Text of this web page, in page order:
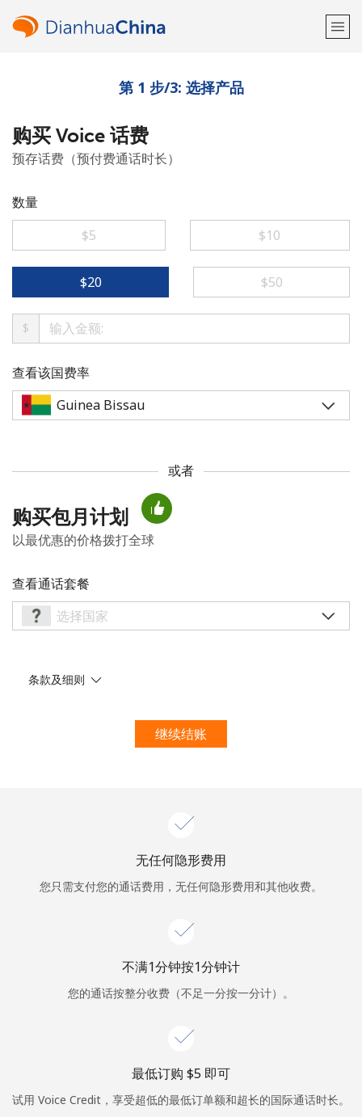
欢迎！
已经有账户了
至少 8 个字符
一个大写字母和一个小写字母
一个特殊字符
本人明白，在本网站开设账户，即代表本人同意这些
你好！
登录
第 1 步/3: 选择产品
购买 Voice 话费
预存话费（预付费通话时长）
数量
⁦$5⁩
⁦$10⁩
⁦$20⁩ ⁦$50⁩
$
查看该国费率
或者
购买包月计划
以最优惠的价格拨打全球
查看通话套餐
条款及细则
继续结账
无任何隐形费用
您只需支付您的通话费用，无任何隐形费用和其他收费。
不满1分钟按1分钟计
您的通话按整分收费（不足一分按一分计）。
最低订购 ⁦$5⁩ 即可
试用 Voice Credit，享受超低的最低订单额和超长的国际通话时长。